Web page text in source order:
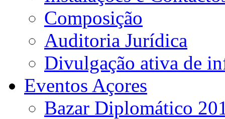
Composição
Auditoria Jurídica
Divulgação ativa de
Eventos Açores
Bazar Diplomático